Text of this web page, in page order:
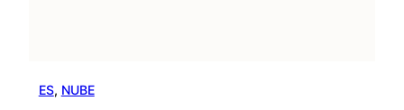
ES, NUBE